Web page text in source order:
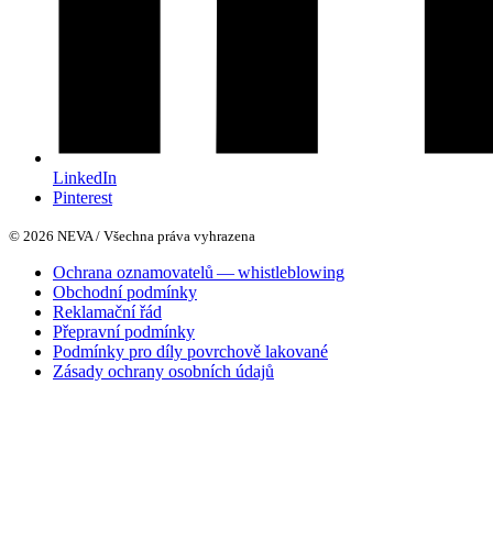
LinkedIn
Pinterest
© 2026 NEVA / Všechna práva vyhrazena
Ochrana oznamovatelů — whistleblowing
Obchodní podmínky
Reklamační řád
Přepravní podmínky
Podmínky pro díly povrchově lakované
Zásady ochrany osobních údajů